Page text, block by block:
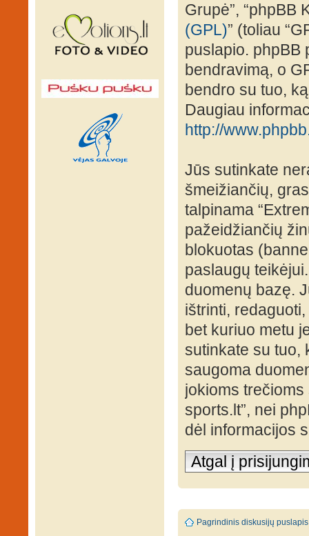
Grupė”, “phpBB
(GPL)” (toliau
puslapio. phpBB
bendravimą, o
bendro su tuo,
Daugiau
http://
Jūs sutinkate
šmeižiančių,
talpinama
pažeidžiančių
blokuotas
paslaugų
duomenų bazę.
ištrinti,
bet kuriuo metu
sutinkate su tuo,
saugoma
jokioms trečioms
sports.lt”, nei
dėl informacijos
Atgal į
Pagrindinis diskusijų puslapis